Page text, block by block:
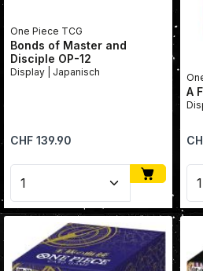
One Piece TCG
Bonds of Master and
Disciple OP-12
Display | Japanisch
Regulärer Preis:
CHF 139.90
Produkt Anzahl: Gib den
A